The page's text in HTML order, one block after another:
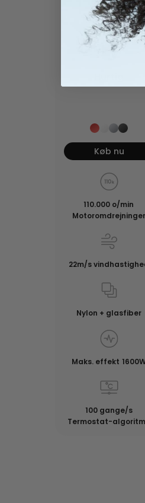
Køb nu
110.000 o/min
Motoromdrejninger
22m/s
Nylon + glasfiber
Maks. effekt
100 gange/s
Termostat-